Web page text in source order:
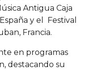
Antigua Caja
y el Festival
Francia.
en programas
destacando su